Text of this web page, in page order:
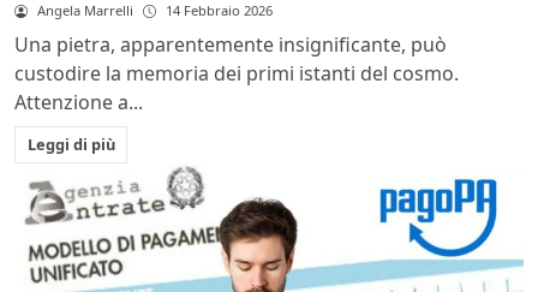
Angela Marrelli 14 Febbraio 2026
Una pietra, apparentemente insignificante, può
custodire la memoria dei primi istanti del cosmo.
Attenzione a...
Leggi di più